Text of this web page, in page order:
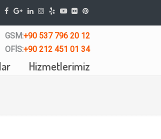
GSM:+90 537 796 20 12
OFİS:+90 212 451 01 34
Hizmetlerimiz